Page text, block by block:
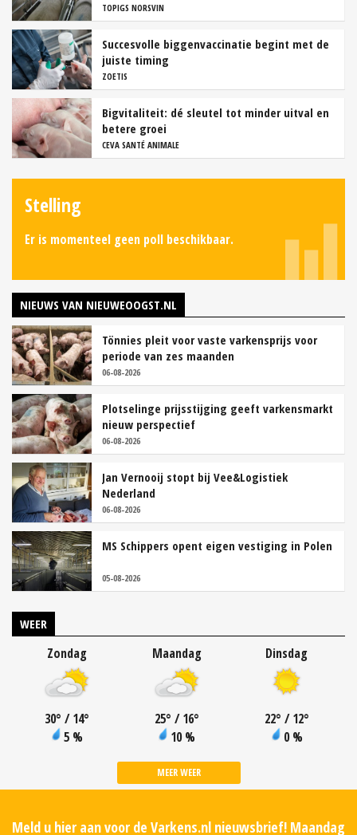
TOPIGS NORSVIN
Succesvolle biggenvaccinatie begint met de
juiste timing
ZOETIS
Bigvitaliteit: dé sleutel tot minder uitval en
betere groei
CEVA SANTÉ ANIMALE
Stelling
Er is momenteel geen poll beschikbaar.
NIEUWS VAN NIEUWEOOGST.NL
Tönnies pleit voor vaste varkensprijs voor
periode van zes maanden
06-08-2026
Plotselinge prijsstijging geeft varkensmarkt
nieuw perspectief
06-08-2026
Jan Vernooij stopt bij Vee&Logistiek
Nederland
06-08-2026
MS Schippers opent eigen vestiging in Polen
05-08-2026
WEER
Zondag
30° / 14°
5 %
Maandag
25° / 16°
10 %
Dinsdag
22° / 12°
0 %
MEER WEER
Meld u hier aan voor de Varkens.nl nieuwsbrief! Maandag